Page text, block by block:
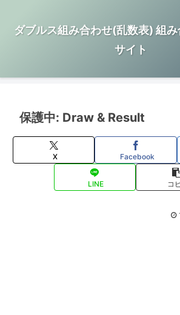
ダブルス組み合わせ(乱数表) 組
サイト
保護中: Draw & Result
X Facebook
LINE コ